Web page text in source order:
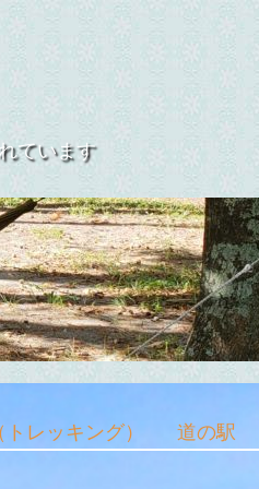
います
レッキング） 道の駅